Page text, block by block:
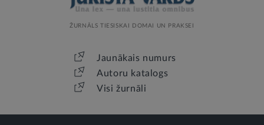
ŽURNĀLS TIESISKAI DOMAI UN PRAKSEI
Jaunākais numurs
Autoru katalogs
Visi žurnāli